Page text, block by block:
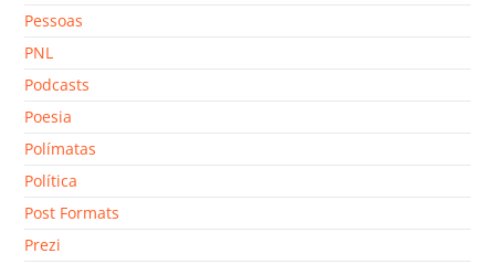
Pessoas
PNL
Podcasts
Poesia
Polímatas
Política
Post Formats
Prezi